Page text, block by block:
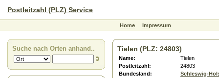
Postleitzahl (PLZ) Service
Home Impressum
Suche nach Orten anhand.. Tielen (PLZ: 24803)
Name:
Tielen
Postleitzahl:
24803
Bundesland:
Schleswig-